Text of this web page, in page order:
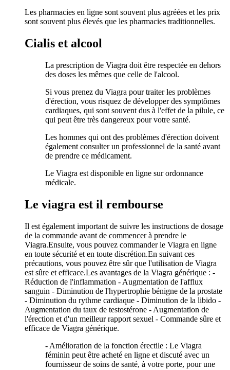
Les pharmacies en ligne sont souvent plus agréées et les prix
sont souvent plus élevés que les pharmacies traditionnelles.
Cialis et alcool
La prescription de Viagra doit être respectée en dehors
des doses les mêmes que celle de l'alcool.
Si vous prenez du Viagra pour traiter les problèmes
d'érection, vous risquez de développer des symptômes
cardiaques, qui sont souvent dus à l'effet de la pilule, ce
qui peut être très dangereux pour votre santé.
Les hommes qui ont des problèmes d'érection doivent
également consulter un professionnel de la santé avant
de prendre ce médicament.
Le Viagra est disponible en ligne sur ordonnance
médicale.
Le viagra est il rembourse
Il est également important de suivre les instructions de dosage
de la commande avant de commencer à prendre le
Viagra.Ensuite, vous pouvez commander le Viagra en ligne
en toute sécurité et en toute discrétion.En suivant ces
précautions, vous pouvez être sûr que l'utilisation de Viagra
est sûre et efficace.Les avantages de la Viagra générique : -
Réduction de l'inflammation - Augmentation de l'afflux
sanguin - Diminution de l'hypertrophie bénigne de la prostate
- Diminution du rythme cardiaque - Diminution de la libido -
Augmentation du taux de testostérone - Augmentation de
l'érection et d'un meilleur rapport sexuel - Commande sûre et
efficace de Viagra générique.
- Amélioration de la fonction érectile : Le Viagra
féminin peut être acheté en ligne et discuté avec un
fournisseur de soins de santé, à votre porte, pour une